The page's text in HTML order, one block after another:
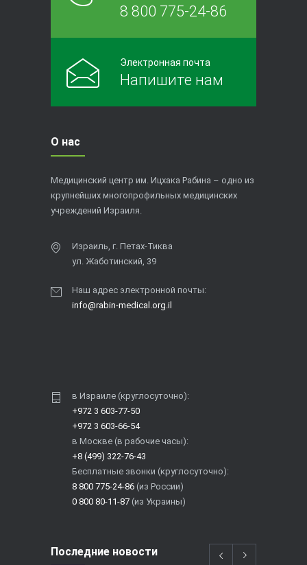
8 800 775-24-86
Электронная почта
Напишите нам
О нас
Медицинский центр им. Ицхака Рабина – одно из
крупнейших многопрофильных медицинских
учреждений Израиля.
Израиль, г. Петах-Тиква
ул. Жаботинский, 39
Наш адрес электронной почты:
info@rabin-medical.org.il
в Израиле (круглосуточно):
+972 3 603-77-50
+972 3 603-66-54
в Москве (в рабочие часы):
+8 (499) 322-76-43
Бесплатные звонки (круглосуточно):
8 800 775-24-86 (из России)
0 800 80-11-87 (из Украины)
Последние новости